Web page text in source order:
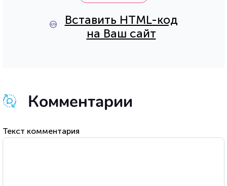
Вставить HTML-код
на Ваш сайт
Комментарии
Текст комментария